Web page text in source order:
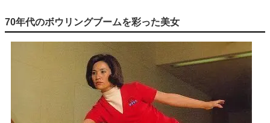
70年代のボウリングブームを彩った美女